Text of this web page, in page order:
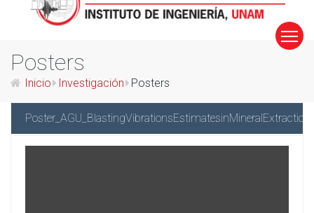
Posters
Inicio Investigación Posters